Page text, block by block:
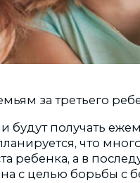
за третьего
будут получать
что
ребенка, а в
с целью борьбы с